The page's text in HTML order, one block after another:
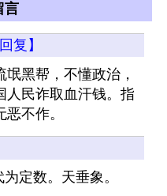
言
回复】
黑帮，不懂政治，
人民诈取血汗钱。指
不作。
定数。天垂象。